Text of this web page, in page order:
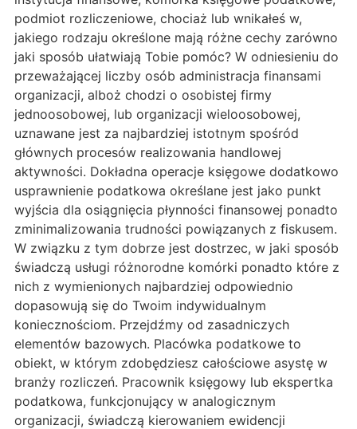
podmiot rozliczeniowe, chociaż lub wnikałeś w,
jakiego rodzaju określone mają różne cechy zarówno
jaki sposób ułatwiają Tobie pomóc? W odniesieniu do
przeważającej liczby osób administracja finansami
organizacji, alboż chodzi o osobistej firmy
jednoosobowej, lub organizacji wieloosobowej,
uznawane jest za najbardziej istotnym spośród
głównych procesów realizowania handlowej
aktywności. Dokładna operacje księgowe dodatkowo
usprawnienie podatkowa określane jest jako punkt
wyjścia dla osiągnięcia płynności finansowej ponadto
zminimalizowania trudności powiązanych z fiskusem.
W związku z tym dobrze jest dostrzec, w jaki sposób
świadczą usługi różnorodne komórki ponadto które z
nich z wymienionych najbardziej odpowiednio
dopasowują się do Twoim indywidualnym
koniecznościom. Przejdźmy od zasadniczych
elementów bazowych. Placówka podatkowe to
obiekt, w którym zdobędziesz całościowe asystę w
branży rozliczeń. Pracownik księgowy lub ekspertka
podatkowa, funkcjonujący w analogicznym
organizacji, świadczą kierowaniem ewidencji